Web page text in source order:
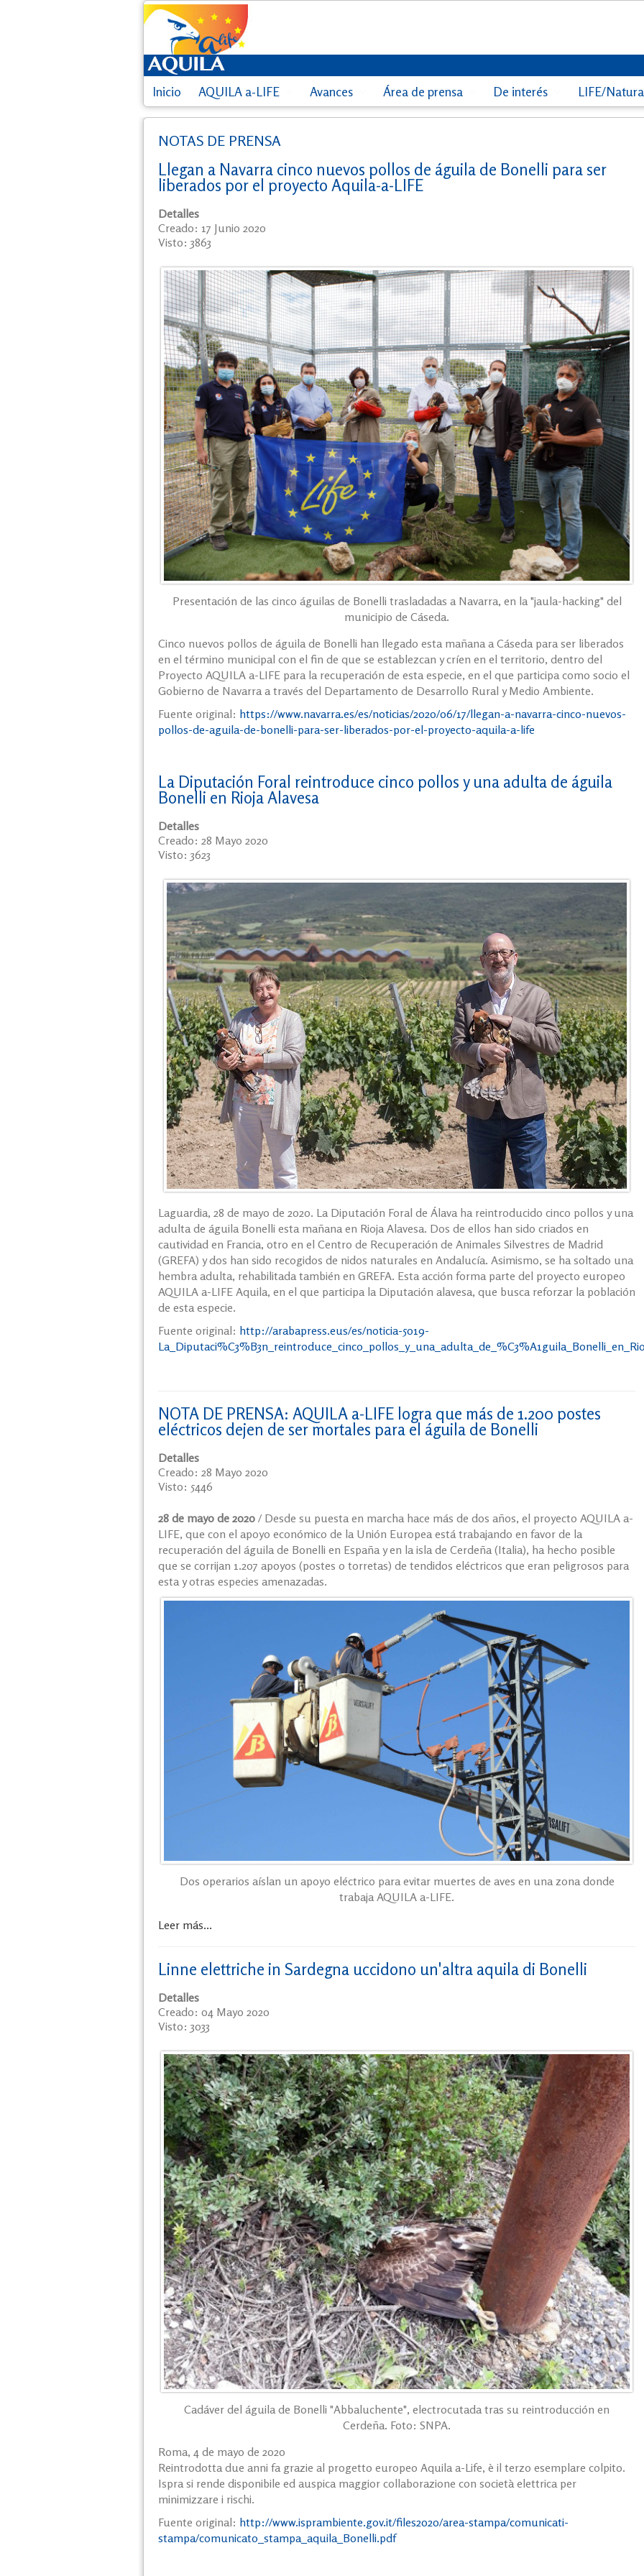
Inicio AQUILA a-LIFE Avances Área de prensa De interés LIFE/
NOTAS DE PRENSA
Llegan a Navarra cinco nuevos pollos de águila de Bonelli para ser
liberados por el proyecto Aquila-a-LIFE
Detalles
Creado: 17 Junio 2020
Visto: 3863
Presentación de las cinco águilas de Bonelli trasladadas a Navarra, en la "jaula-hacking" del
municipio de Cáseda.
Cinco nuevos pollos de águila de Bonelli han llegado esta mañana a Cáseda para ser liberados
en el término municipal con el fin de que se establezcan y críen en el territorio, dentro del
Proyecto AQUILA a-LIFE para la recuperación de esta especie, en el que participa como socio el
Gobierno de Navarra a través del Departamento de Desarrollo Rural y Medio Ambiente.
Fuente original: https://www.navarra.es/es/noticias/2020/06/17/llegan-a-navarra-cinco-nuevos-
pollos-de-aguila-de-bonelli-para-ser-liberados-por-el-proyecto-aquila-a-life
La Diputación Foral reintroduce cinco pollos y una adulta de águila
Bonelli en Rioja Alavesa
Detalles
Creado: 28 Mayo 2020
Visto: 3623
Laguardia, 28 de mayo de 2020. La Diputación Foral de Álava ha reintroducido cinco pollos y una
adulta de águila Bonelli esta mañana en Rioja Alavesa. Dos de ellos han sido criados en
cautividad en Francia, otro en el Centro de Recuperación de Animales Silvestres de Madrid
(GREFA) y dos han sido recogidos de nidos naturales en Andalucía. Asimismo, se ha soltado una
hembra adulta, rehabilitada también en GREFA. Esta acción forma parte del proyecto europeo
AQUILA a-LIFE Aquila, en el que participa la Diputación alavesa, que busca reforzar la población
de esta especie.
Fuente original: http://arabapress.eus/es/noticia-5019-
NOTA DE PRENSA: AQUILA a-LIFE logra que más de 1.200 postes
eléctricos dejen de ser mortales para el águila de Bonelli
Detalles
Creado: 28 Mayo 2020
Visto: 5446
28 de mayo de 2020 / Desde su puesta en marcha hace más de dos años, el proyecto AQUILA a-
LIFE, que con el apoyo económico de la Unión Europea está trabajando en favor de la
recuperación del águila de Bonelli en España y en la isla de Cerdeña (Italia), ha hecho posible
que se corrijan 1.207 apoyos (postes o torretas) de tendidos eléctricos que eran peligrosos para
esta y otras especies amenazadas.
Dos operarios aíslan un apoyo eléctrico para evitar muertes de aves en una zona donde
trabaja AQUILA a-LIFE.
Leer más...
Linne elettriche in Sardegna uccidono un'altra aquila di Bonelli
Detalles
Creado: 04 Mayo 2020
Visto: 3033
Cadáver del águila de Bonelli "Abbaluchente", electrocutada tras su reintroducción en
Cerdeña. Foto: SNPA.
Roma, 4 de mayo de 2020
Reintrodotta due anni fa grazie al progetto europeo Aquila a-Life, è il terzo esemplare colpito.
Ispra si rende disponibile ed auspica maggior collaborazione con società elettrica per
minimizzare i rischi.
Fuente original: http://www.isprambiente.gov.it/files2020/area-stampa/comunicati-
stampa/comunicato_stampa_aquila_Bonelli.pdf